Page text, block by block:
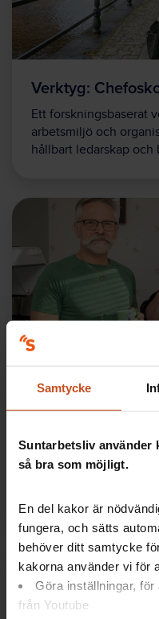
Samtycke
Suntarbetsliv använder
så bra som möjligt.
En del kakor är
fungera, och sätts
behöver ditt samtycke
kakorna använder vi för
Göra inställningar,
från Youtube
Verktyg:
Ett forskningsbaserat
arbetsmiljö och
hållbart ledarskap
Ledarskap
Här gav
arbetsmiljö för alla
arbetsmiljöverktyget
synas. Följ med till en